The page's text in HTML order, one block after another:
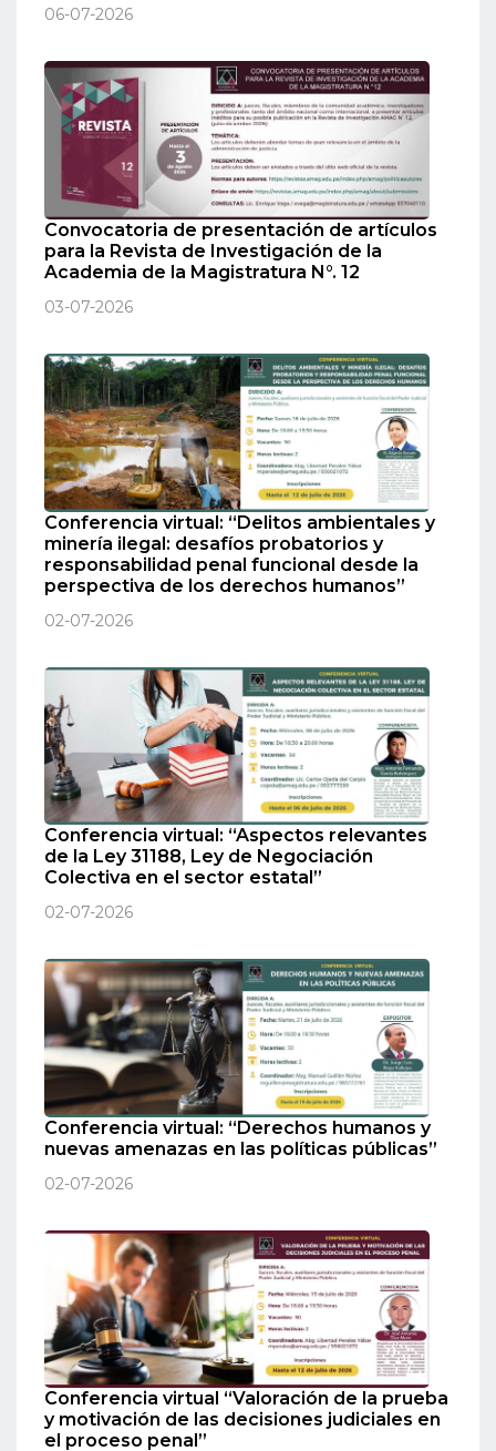
06-07-2026
Convocatoria de presentación de artículos
para la Revista de Investigación de la
Academia de la Magistratura N°. 12
03-07-2026
Conferencia virtual: “Delitos ambientales y
minería ilegal: desafíos probatorios y
responsabilidad penal funcional desde la
perspectiva de los derechos humanos”
02-07-2026
Conferencia virtual: “Aspectos relevantes
de la Ley 31188, Ley de Negociación
Colectiva en el sector estatal”
02-07-2026
Conferencia virtual: “Derechos humanos y
nuevas amenazas en las políticas públicas”
02-07-2026
Conferencia virtual “Valoración de la prueba
y motivación de las decisiones judiciales en
el proceso penal”